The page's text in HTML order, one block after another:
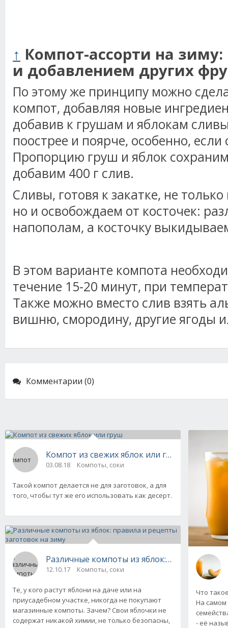
↑ Компот-ассорти на
и добавлением других
По этому же принципу можно
компот, добавляя новые
добавив к грушам и яблокам
поострее и поярче, особенно,
Пропорцию груш и яблок
добавим 400 г слив.
Сливы, готовя к закатке, не
но и освобождаем от косточек:
напополам, а косточку
В этом варианте компота
течение 15-20 минут, при
Также можно вместо слив взять
вишню, смородину, другие ягоды
Комментарии (0)
Компот из свежих яблок или груш
03.08.18 Компоты, соки
Такой компот делается не для заготовок, а для
того, чтобы тут же его использовать как десерт.
Различные компоты из яблок: правила и
12.10.17 Компоты, соки
Те, у кого растут яблони на даче или на
приусадебном участке, никогда не покупают
магазинные компоты. Зачем? Свои яблочки не
содержат никакой химии, не только безопасны,
Что
На самом
- её